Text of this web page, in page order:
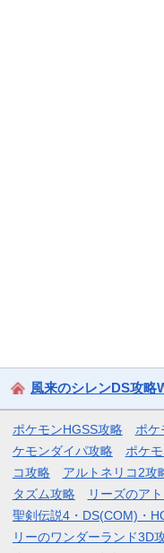
風来のシレンDS攻略
ポケモンHGSS攻略 ポケ
ケモンダイパ攻略
ポケ
コ攻略
アルトネリコ2攻
タズム攻略
リーズのア
聖剣伝説4・DS(COM)・
リーのワンダーランド3D